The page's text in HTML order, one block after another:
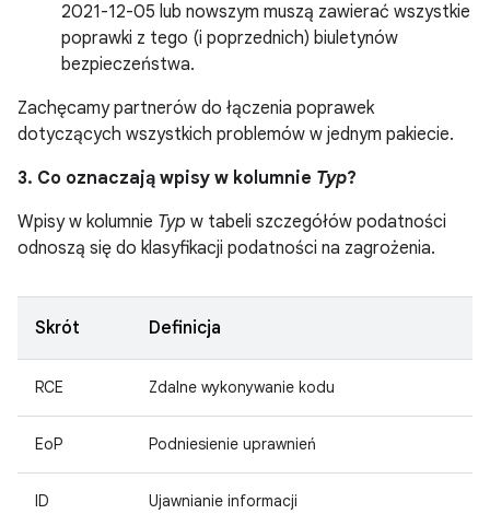
2021-12-05 lub nowszym muszą zawierać wszystkie
poprawki z tego (i poprzednich) biuletynów
bezpieczeństwa.
Zachęcamy partnerów do łączenia poprawek
dotyczących wszystkich problemów w jednym pakiecie.
3. Co oznaczają wpisy w kolumnie Typ?
Wpisy w kolumnie Typ w tabeli szczegółów podatności
odnoszą się do klasyfikacji podatności na zagrożenia.
Skrót Definicja
RCE Zdalne wykonywanie kodu
EoP Podniesienie uprawnień
ID Ujawnianie informacji